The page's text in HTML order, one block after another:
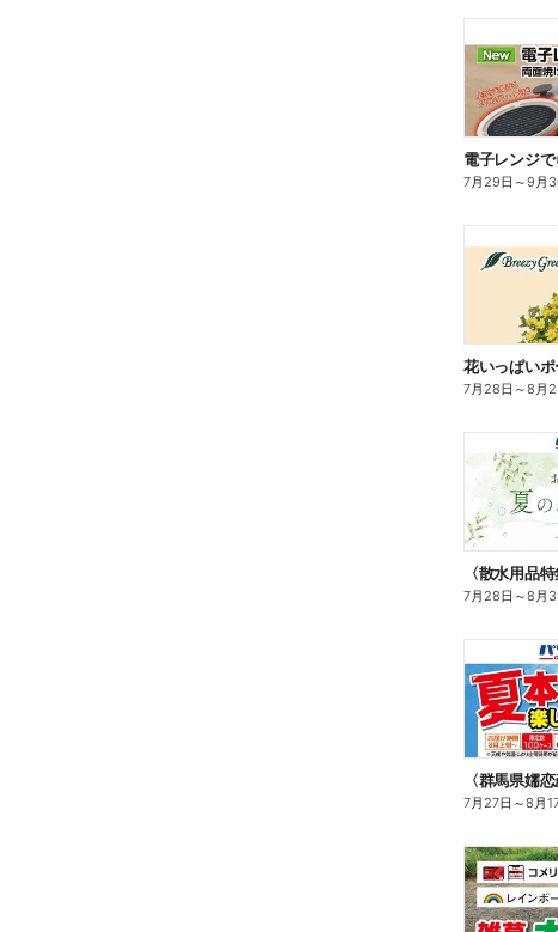
電子レンジ
7月29日 ～9月
花いっぱい
7月28日 ～8月
7月28日 ～8月
〈群馬県嬬
7月27日 ～8月